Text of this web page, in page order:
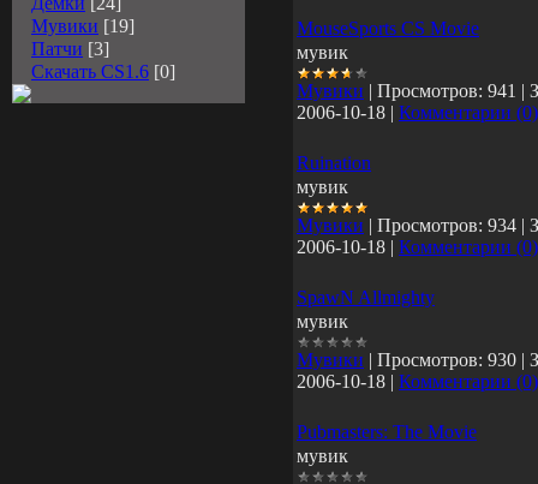
Мувики [19]
Патчи [3]
Скачать СS1.6 [0]
MouseSports CS Movie
мувик
Мувики | Просмотров: 941 |
2006-10-18 | Комментарии (0)
Ruination
мувик
Мувики | Просмотров: 934 |
2006-10-18 | Комментарии (0)
SpawN Allmighty
мувик
Мувики | Просмотров: 930 |
2006-10-18 | Комментарии (0)
Pubmasters: The Movie
мувик